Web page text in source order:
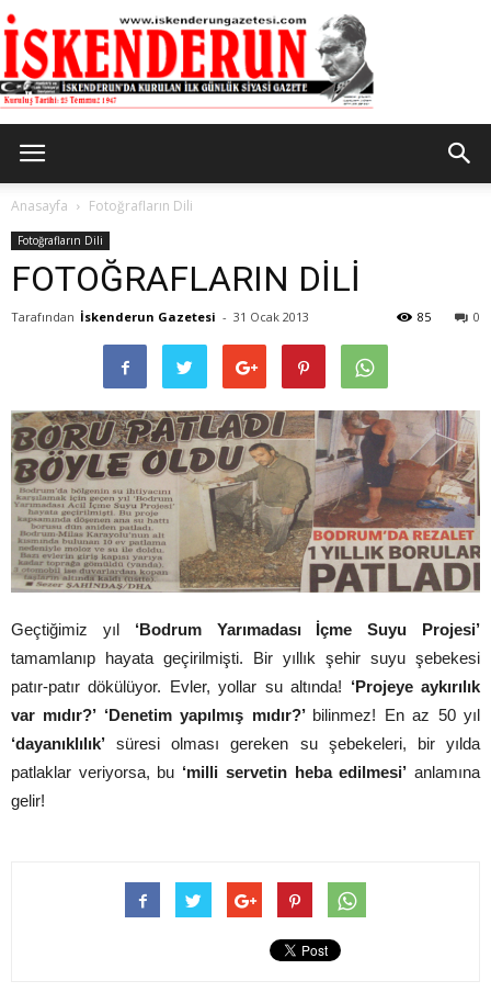
Gazetesi
Anasayfa Fotoğrafların Dili
Fotoğrafların Dili
FOTOĞRAFLARIN DİLİ
Tarafından İskenderun Gazetesi - 31 Ocak 2013 0
85
Geçtiğimiz yıl ‘Bodrum Yarımadası İçme Suyu Projesi’
tamamlanıp hayata geçirilmişti. Bir yıllık şehir suyu şebekesi
patır-patır dökülüyor. Evler, yollar su altında! ‘Projeye aykırılık
var mıdır?’ ‘Denetim yapılmış mıdır?’ bilinmez! En az 50 yıl
‘dayanıklılık’ süresi olması gereken su şebekeleri, bir yılda
patlaklar veriyorsa, bu ‘milli servetin heba edilmesi’ anlamına
gelir!